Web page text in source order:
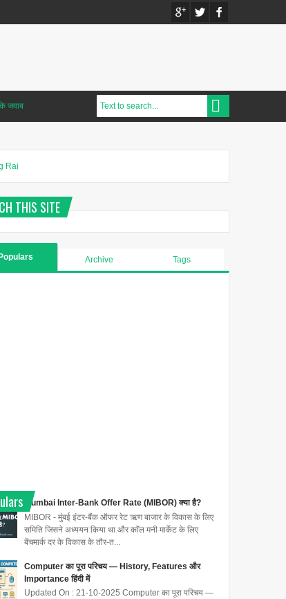
जवाब
Rai
THIS SITE
Populars Archive Tags
Mumbai Inter-Bank Offer Rate (MIBOR) क्या है?
MIBOR - मुंबई इंटर-बैंक ऑफर रेट ऋण बाजार के विकास के लिए
समिति जिसने अध्ययन किया था और कॉल मनी मार्केट के लिए
बेंचमार्क दर के विकास के तौर-त...
Computer का पूरा परिचय — History, Features और
Importance हिंदी में
Updated On : 21-10-2025 Computer का पूरा परिचय —